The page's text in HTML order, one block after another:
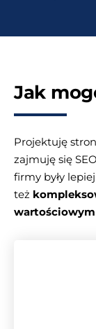
Jak
Projektuję
zajmuję się
firmy były
też